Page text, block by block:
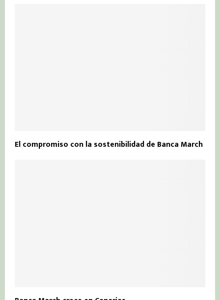
El compromiso con la sostenibilidad de Banca March